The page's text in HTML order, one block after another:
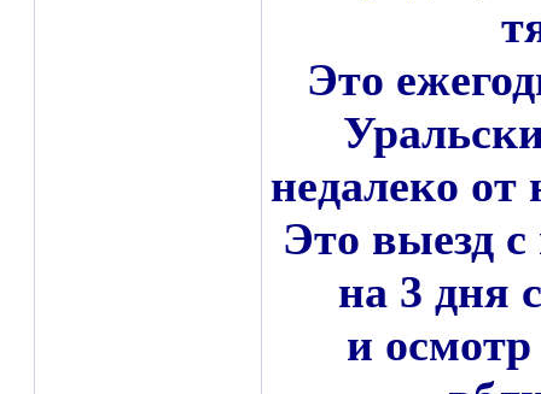
Это
недалеко от
Это выезд с
на 3 дня
и осмотр